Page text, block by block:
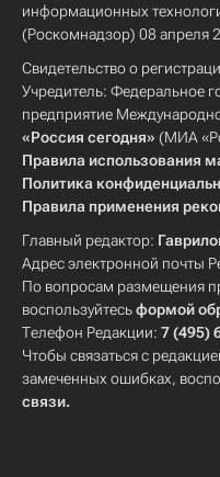
информационных
(Роскомнадзор) 08 апреля
Свидетельство о
Учредитель: Федеральное
предприятие
«Россия сегодня» (МИА
Правила использования
Политика
Правила применения
Главный редактор:
Адрес электронной почты
По вопросам размещения
воспользуйтесьформой
Телефон Редакции: 7 (495)
Чтобы связаться с
замеченных ошибках,
связи.